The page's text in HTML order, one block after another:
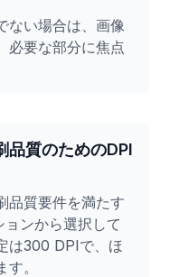
ない場合は、画像
必要な部分に焦点
品質のためのDPI
品質要件を満たす
ンから選択して
は300 DPIで、ほ
。